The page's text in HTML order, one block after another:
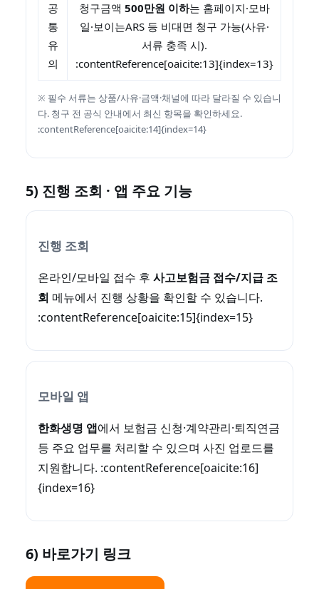
공
통
유
의
청구금액 500만원 이하는 홈페이지·모바
일·보이는ARS 등 비대면 청구 가능(사유·
서류 충족 시).
:contentReference[oaicite:13]{index=13}
※ 필수 서류는 상품/사유·금액·채널에 따라 달라질 수 있습니
다. 청구 전 공식 안내에서 최신 항목을 확인하세요.
:contentReference[oaicite:14]{index=14}
5) 진행 조회 · 앱 주요 기능
진행 조회
온라인/모바일 접수 후 사고보험금 접수/지급 조
회 메뉴에서 진행 상황을 확인할 수 있습니다.
:contentReference[oaicite:15]{index=15}
모바일 앱
한화생명 앱에서 보험금 신청·계약관리·퇴직연금
등 주요 업무를 처리할 수 있으며 사진 업로드를
지원합니다. :contentReference[oaicite:16]
{index=16}
6) 바로가기 링크